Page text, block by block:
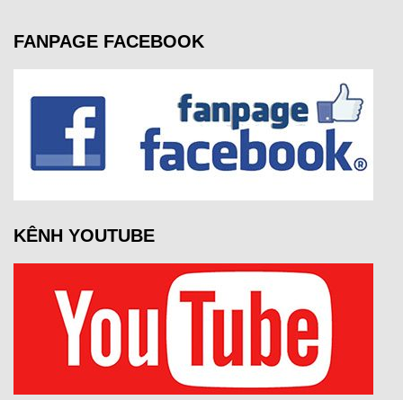
FANPAGE FACEBOOK
KÊNH YOUTUBE